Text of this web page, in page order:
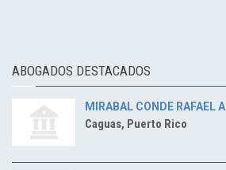
ABOGADOS DESTACADOS
MIRABAL CONDE RAFAEL A
Caguas, Puerto Rico